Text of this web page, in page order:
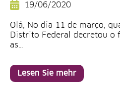
19/06/2020
Olá, No dia 11 de março,
Distrito Federal decretou o
as…
Lesen Sie mehr